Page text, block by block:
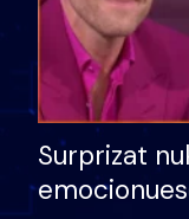
Surprizat